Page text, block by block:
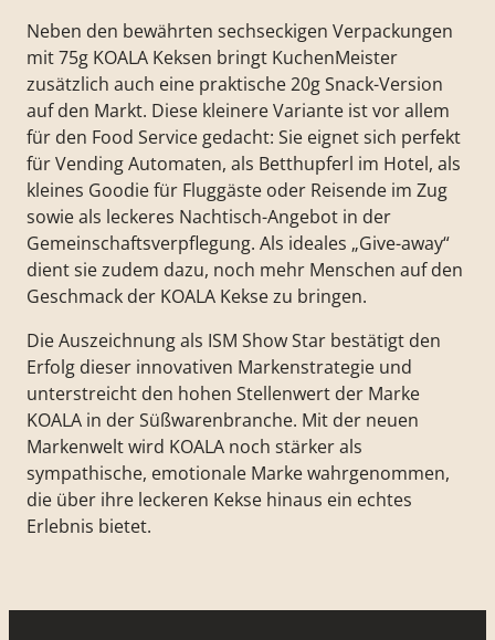
Neben den bewährten sechseckigen Verpackungen
mit 75g KOALA Keksen bringt KuchenMeister
zusätzlich auch eine praktische 20g Snack-Version
auf den Markt. Diese kleinere Variante ist vor allem
für den Food Service gedacht: Sie eignet sich perfekt
für Vending Automaten, als Betthupferl im Hotel, als
kleines Goodie für Fluggäste oder Reisende im Zug
sowie als leckeres Nachtisch-Angebot in der
Gemeinschaftsverpflegung. Als ideales „Give-away“
dient sie zudem dazu, noch mehr Menschen auf den
Geschmack der KOALA Kekse zu bringen.
Die Auszeichnung als ISM Show Star bestätigt den
Erfolg dieser innovativen Markenstrategie und
unterstreicht den hohen Stellenwert der Marke
KOALA in der Süßwarenbranche. Mit der neuen
Markenwelt wird KOALA noch stärker als
sympathische, emotionale Marke wahrgenommen,
die über ihre leckeren Kekse hinaus ein echtes
Erlebnis bietet.